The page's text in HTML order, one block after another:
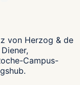
von Herzog & de
Campus-